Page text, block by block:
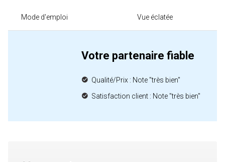
Mode d'emploi Vue éclatée
Votre partenaire fiable
Qualité/Prix : Note "très bien"
Satisfaction client : Note "très bien"